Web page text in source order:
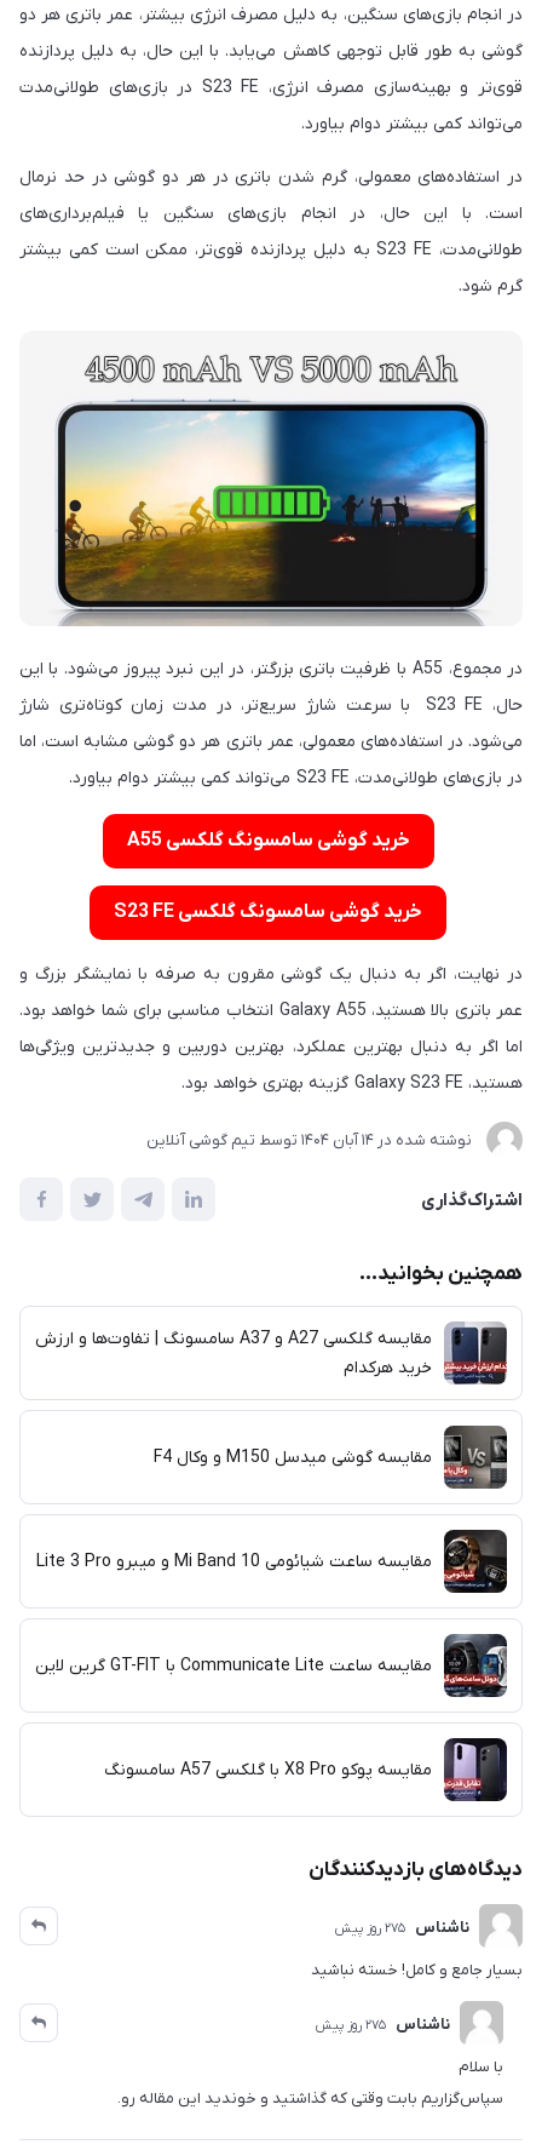
در انجام بازی‌های سنگین، به دلیل مصرف انرژی بیشتر، عمر باتری هر دو
گوشی به طور قابل توجهی کاهش می‌یابد. با این حال، به دلیل پردازنده
قوی‌تر و بهینه‌سازی مصرف انرژی، S23 FE در بازی‌های طولانی‌مدت
می‌تواند کمی بیشتر دوام بیاورد.
در استفاده‌های معمولی، گرم شدن باتری در هر دو گوشی در حد نرمال
است. با این حال، در انجام بازی‌های سنگین یا فیلم‌برداری‌های
طولانی‌مدت، S23 FE به دلیل پردازنده قوی‌تر، ممکن است کمی بیشتر
گرم شود.
در مجموع، A55 با ظرفیت باتری بزرگتر، در این نبرد پیروز می‌شود. با این
حال، S23 FE با سرعت شارژ سریع‌تر، در مدت زمان کوتاه‌تری شارژ
می‌شود. در استفاده‌های معمولی، عمر باتری هر دو گوشی مشابه است، اما
در بازی‌های طولانی‌مدت، S23 FE می‌تواند کمی بیشتر دوام بیاورد.
خرید گوشی سامسونگ گلکسی A55
خرید گوشی سامسونگ گلکسی S23 FE
در نهایت، اگر به دنبال یک گوشی مقرون به صرفه با نمایشگر بزرگ و
عمر باتری بالا هستید، Galaxy A55 انتخاب مناسبی برای شما خواهد بود.
اما اگر به دنبال بهترین عملکرد، بهترین دوربین و جدیدترین ویژگی‌ها
هستید، Galaxy S23 FE گزینه بهتری خواهد بود.
نوشته شده در 14 آبان 1404 توسط تیم گوشی آنلاین
اشتراک‌گذاری
همچنین بخوانید...
مقایسه گلکسی A27 و A37 سامسونگ | تفاوت‌ها و ارزش
خرید هرکدام
مقایسه گوشی‌ میدسل M150 و وکال F4
مقایسه ساعت شیائومی Mi Band 10 و میبرو Lite 3 Pro
مقایسه ساعت‌ Communicate Lite با GT-FIT گرین لاین
مقایسه پوکو X8 Pro با گلکسی A57 سامسونگ
دیدگاه‌های بازدیدکنندگان
ناشناس 275 روز پیش
بسیار جامع و کامل! خسته نباشید
ناشناس 275 روز پیش
با سلام
سپاس‌گزاریم بابت وقتی که گذاشتید و خوندید این مقاله رو.